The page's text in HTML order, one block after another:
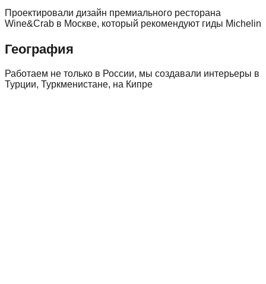
Проектировали дизайн премиального ресторана
Wine&Crab в Москве, который рекомендуют гиды Michelin
География
Работаем не только в России, мы создавали интерьеры в
Турции, Туркменистане, на Кипре